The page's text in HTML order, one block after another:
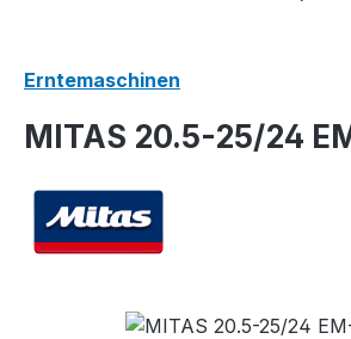
Erntemaschinen
MITAS 20.5-25/24
Bildergalerie überspringen